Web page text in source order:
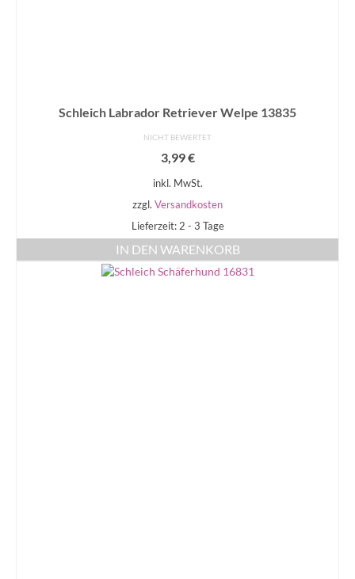
Schleich Labrador Retriever Welpe 13835
NICHT BEWERTET
3,99€
inkl. MwSt.
zzgl. Versandkosten
Lieferzeit: 2 - 3 Tage
IN DEN WARENKORB